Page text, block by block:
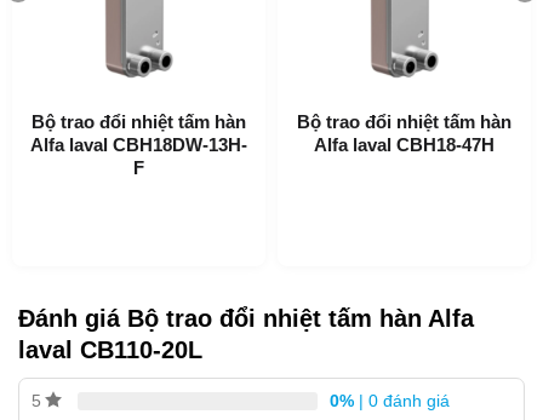
Ứng dụng của CB110-20L
Làm Lạnh
Làm mát dầu
Dễ lắp đặt
Yêu cầu bảo dưỡng thấp
Bộ trao đổi nhiệt tấm hàn
Alfa laval CBH18DW-13H-
F
Bộ trao đổi nhiệt tấm hàn
Alfa laval CBH18-47H
Đánh giá Bộ trao đổi nhiệt tấm hàn Alfa
laval CB110-20L
5 0% | 0 đánh giá